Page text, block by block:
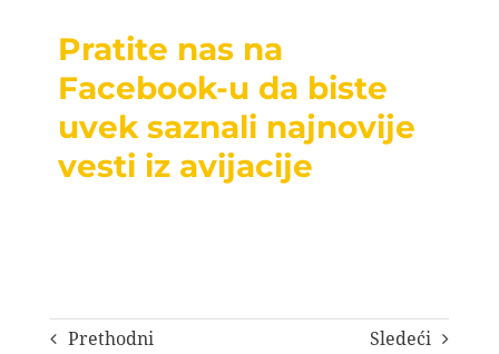
Pratite nas na
Facebook-u da biste
uvek saznali najnovije
vesti iz avijacije
Prethodni Sledeći